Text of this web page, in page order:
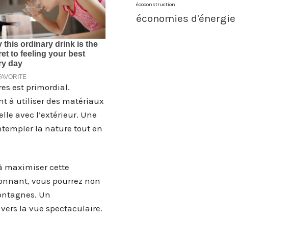
est primordial.
à utiliser des matériaux
avec l’extérieur. Une
la nature tout en
maximiser cette
vous pourrez non
Un
la vue spectaculaire.
écoconstruction
économies d'énergie